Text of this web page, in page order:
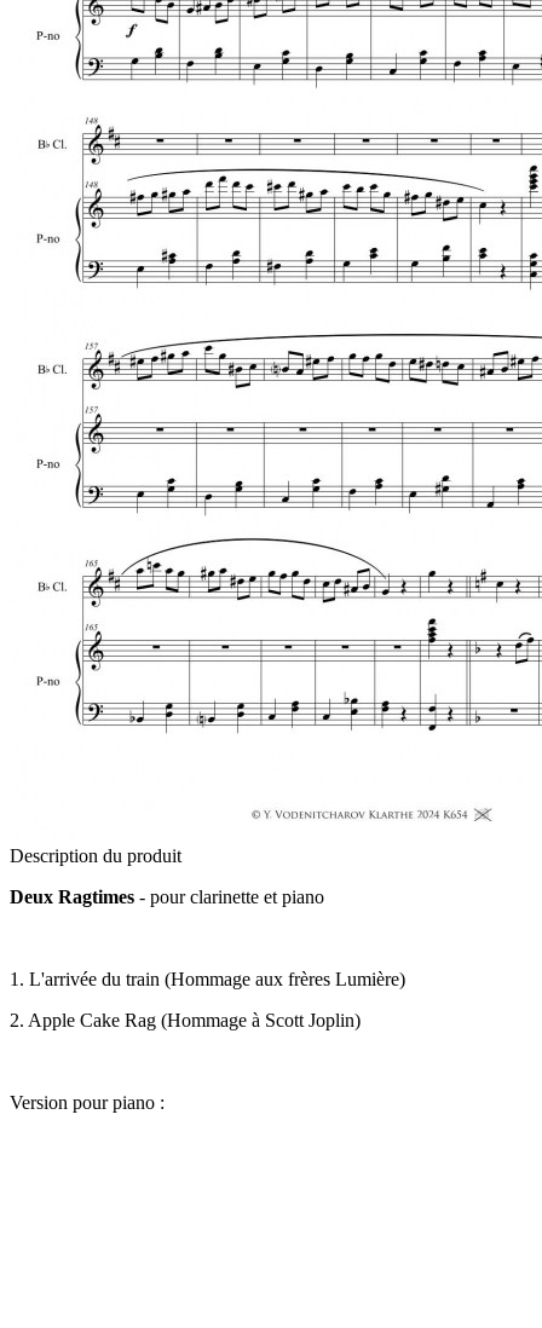
Description du produit
Deux Ragtimes - pour clarinette et piano
1. L'arrivée du train (Hommage aux frères Lumière)
2. Apple Cake Rag (Hommage à Scott Joplin)
Version pour piano :